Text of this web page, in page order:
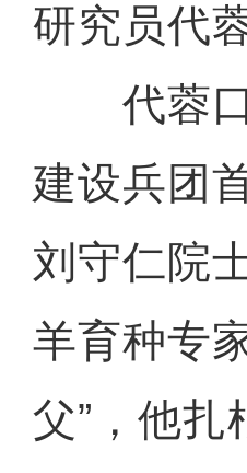
研究员代
代蓉口
建设兵团
刘守仁院
羊育种专
父”，他